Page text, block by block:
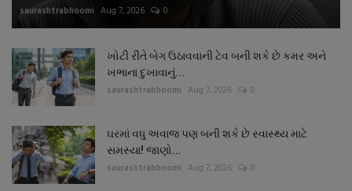
સ્વાસ્થ્ય
saurashtrabhoomi Aug 7, 2026 0
ખોટી રીતે બેગ ઉઠાવવાની ટેવ બની શકે છે કમર અને
ખભાના દુખાવાનું...
saurashtrabhoomi Aug 7, 2026 0
ઘરમાં વધુ અવાજ પણ બની શકે છે સ્વાસ્થ્ય માટે
સમસ્યા! જાણો...
saurashtrabhoomi Aug 7, 2026 0